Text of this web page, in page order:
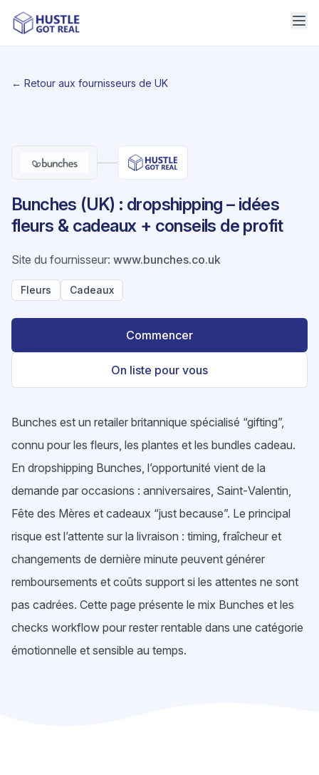
← Retour aux fournisseurs de UK
Bunches (UK) : dropshipping – idées
fleurs & cadeaux + conseils de profit
Site du fournisseur: www.bunches.co.uk
Fleurs Cadeaux
Commencer
On liste pour vous
Bunches est un retailer britannique spécialisé “gifting”,
connu pour les fleurs, les plantes et les bundles cadeau.
En dropshipping Bunches, l’opportunité vient de la
demande par occasions : anniversaires, Saint‑Valentin,
Fête des Mères et cadeaux “just because”. Le principal
risque est l’attente sur la livraison : timing, fraîcheur et
changements de dernière minute peuvent générer
remboursements et coûts support si les attentes ne sont
pas cadrées. Cette page présente le mix Bunches et les
checks workflow pour rester rentable dans une catégorie
émotionnelle et sensible au temps.